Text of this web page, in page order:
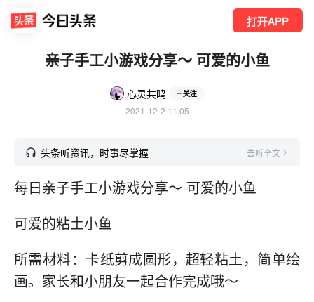
打开APP
亲子手工小游戏分享～ 可爱的小鱼
心灵共鸣 关注
2021-12-2 11:05
头条听资讯，时事尽掌握 去听全文
每日亲子手工小游戏分享～ 可爱的小鱼
可爱的粘土小鱼
所需材料：卡纸剪成圆形，超轻粘土，简单绘
画。家长和小朋友一起合作完成哦～